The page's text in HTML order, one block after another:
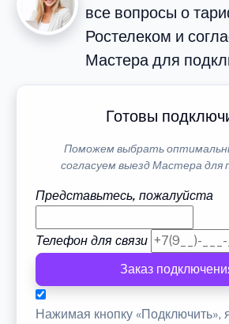
все вопросы о
Ростелеком и
Мастера для
Готовы
Поможем выбрать
согласуем выезд Мастера для
Представьтесь, пожалуйста
Телефон для связи
Заказ
Нажимая кнопку «Подключить»,